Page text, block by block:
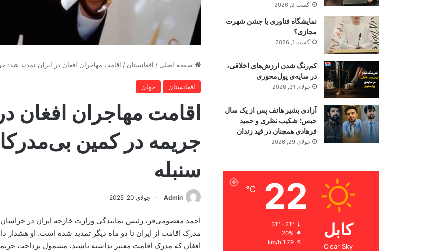
صفحه اصلی / افغانستان / اقامت مهاجران افغان در ایران تمدید شد؛
افغانستان جهان
اقامت مهاجران افغان
جریمه در کمین
سنبله
Admin جولای 20, 2025
احمد معصومی‌فر، رئیس نمایندگی وزارت خارجه ایران در
مدرک اقامت از ایران تا دو ماه دیگر تمدید شده است. او هشدار
افغان که مدرک اقامت معتبر نداشته باشند، مشمول پرداخت
آگست 2, 2026
نمایشگاه فناوری یا جشن شهرت
مجازی؟
آگست 1, 2026
کم‌رنگ شدن ارزش‌های اخلاقی،
در سایه‌ی پول‌محوری
جولای 31, 2026
آزادی بشیر هاتف پس از یک سال
حبس؛ شکیب نظری و حمید
فرهادی همچنان در قید زندان
جولای 29, 2026
کابل
Clear Sky
22
℃
31º - 21º
20%
1.79 km/h